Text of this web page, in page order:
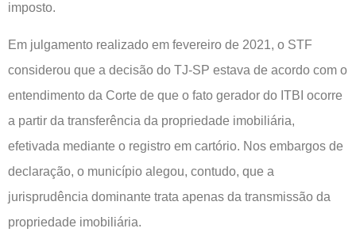
imposto.
Em julgamento realizado em fevereiro de 2021, o STF
considerou que a decisão do TJ-SP estava de acordo com o
entendimento da Corte de que o fato gerador do ITBI ocorre
a partir da transferência da propriedade imobiliária,
efetivada mediante o registro em cartório. Nos embargos de
declaração, o município alegou, contudo, que a
jurisprudência dominante trata apenas da transmissão da
propriedade imobiliária.